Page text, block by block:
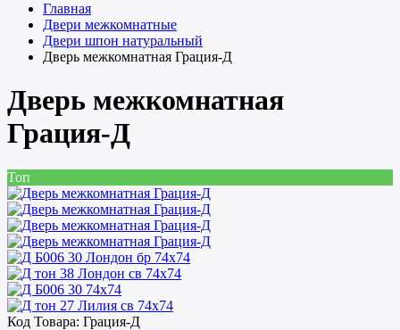
Главная
Двери межкомнатные
Двери шпон натуральный
Дверь межкомнатная Грация-Д
Дверь межкомнатная
Грация-Д
Топ
Код Товара: Грация-Д